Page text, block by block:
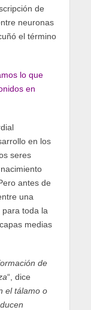
de
neuronas
el término
lo que
en
en los
seres
antes de
una
toda la
medias
de
“, dice
el tálamo o